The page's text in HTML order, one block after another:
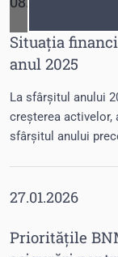
Situația
anul 2025
La sfârșitul anului
creșterea activelor,
sfârșitul anului
27.01.2026
Prioritățile